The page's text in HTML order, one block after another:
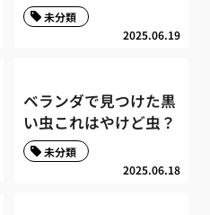
2025.06.19
未分類
ベランダで見つけた黒
い虫これはやけど虫？
2025.06.18
未分類